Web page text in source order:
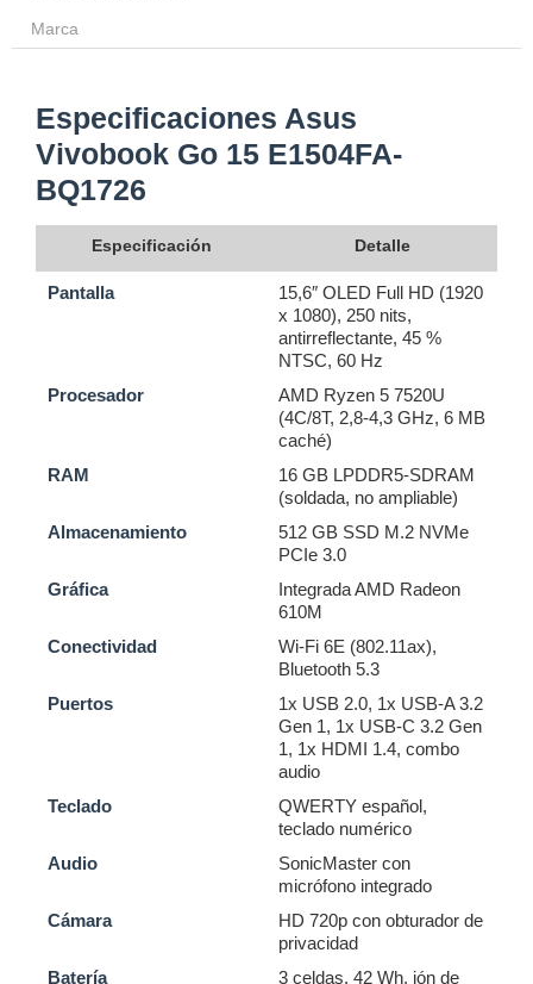
Marca
Especificaciones Asus
Vivobook Go 15 E1504FA-
BQ1726
Especificación Detalle
Pantalla
15,6″ OLED Full HD (1920
x 1080), 250 nits,
antirreflectante, 45 %
NTSC, 60 Hz
Procesador
AMD Ryzen 5 7520U
(4C/8T, 2,8-4,3 GHz, 6 MB
caché)
RAM
16 GB LPDDR5-SDRAM
(soldada, no ampliable)
Almacenamiento
512 GB SSD M.2 NVMe
PCIe 3.0
Gráfica
Integrada AMD Radeon
610M
Conectividad
Wi-Fi 6E (802.11ax),
Bluetooth 5.3
Puertos
1x USB 2.0, 1x USB-A 3.2
Gen 1, 1x USB-C 3.2 Gen
1, 1x HDMI 1.4, combo
audio
Teclado
QWERTY español,
teclado numérico
Audio
SonicMaster con
micrófono integrado
Cámara
HD 720p con obturador de
privacidad
Batería
3 celdas, 42 Wh, ión de